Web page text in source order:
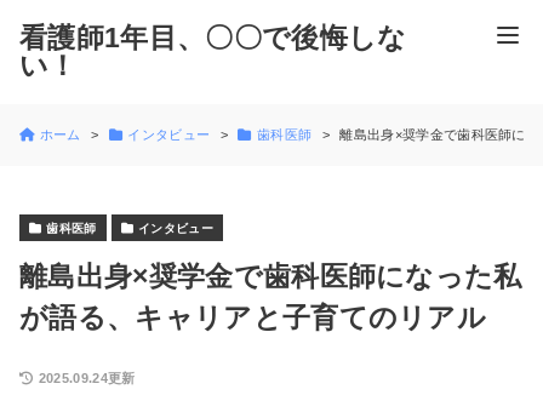
看護師1年目、〇〇で後悔しな
い！
ホーム インタビュー 歯科医師 離島出身×奨学金で歯科医師に
歯科医師 インタビュー
離島出身×奨学金で歯科医師になった私
が語る、キャリアと子育てのリアル
2025.09.24更新